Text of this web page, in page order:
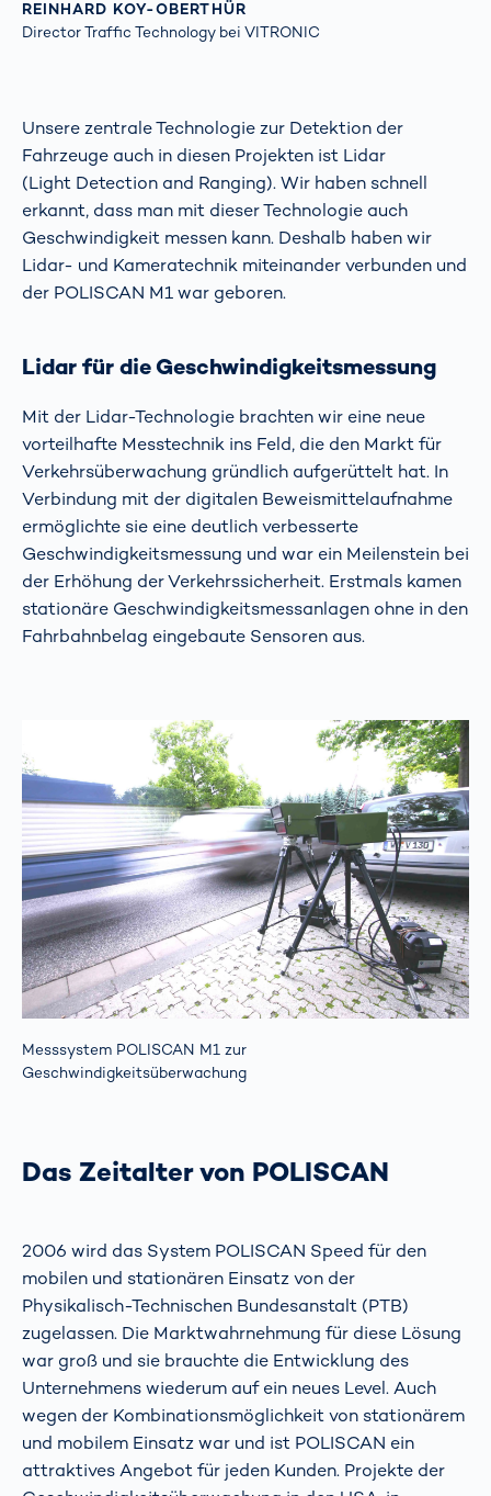
REINHARD KOY-OBERTHÜR
Director Traffic Technology bei VITRONIC
Unsere zentrale Technologie zur Detektion der
Fahrzeuge auch in diesen Projekten ist Lidar
(Light Detection and Ranging). Wir haben schnell
erkannt, dass man mit dieser Technologie auch
Geschwindigkeit messen kann. Deshalb haben wir
Lidar- und Kameratechnik miteinander verbunden und
der POLISCAN M1 war geboren.
Lidar für die Geschwindigkeitsmessung
Mit der Lidar-Technologie brachten wir eine neue
vorteilhafte Messtechnik ins Feld, die den Markt für
Verkehrsüberwachung gründlich aufgerüttelt hat. In
Verbindung mit der digitalen Beweismittelaufnahme
ermöglichte sie eine deutlich verbesserte
Geschwindigkeitsmessung und war ein Meilenstein bei
der Erhöhung der Verkehrssicherheit. Erstmals kamen
stationäre Geschwindigkeitsmessanlagen ohne in den
Fahrbahnbelag eingebaute Sensoren aus.
Messsystem POLISCAN M1 zur
Geschwindigkeitsüberwachung
Das Zeitalter von POLISCAN
2006 wird das System POLISCAN Speed für den
mobilen und stationären Einsatz von der
Physikalisch-Technischen Bundesanstalt (PTB)
zugelassen. Die Marktwahrnehmung für diese Lösung
war groß und sie brauchte die Entwicklung des
Unternehmens wiederum auf ein neues Level. Auch
wegen der Kombinationsmöglichkeit von stationärem
und mobilem Einsatz war und ist POLISCAN ein
attraktives Angebot für jeden Kunden. Projekte der